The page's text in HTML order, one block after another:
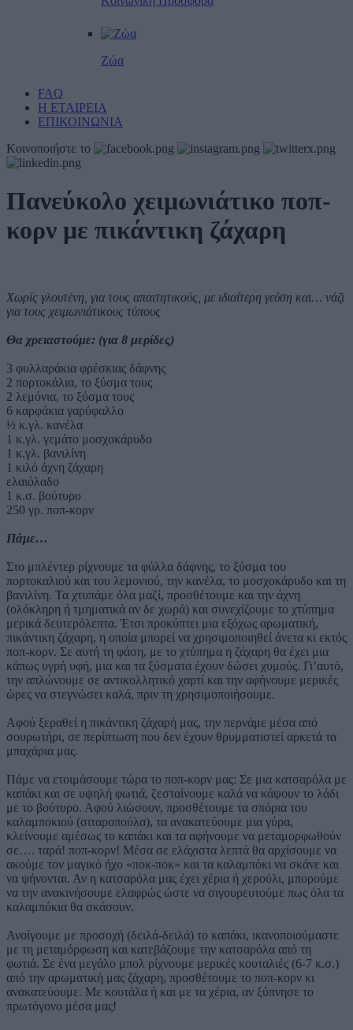
Ζώα
FAQ
Η ΕΤΑΙΡΕΙΑ
ΕΠΙΚΟΙΝΩΝΙΑ
Κοινοποιήστε το
Πανεύκολο χειμωνιάτικο ποπ-
κορν με πικάντικη ζάχαρη
Χωρίς γλουτένη, για τους απαιτητικούς, με ιδιαίτερη γεύση και… νάζι
για τους χειμωνιάτικους τύπους
Θα χρειαστούμε: (για 8 μερίδες)
3 φυλλαράκια φρέσκιας δάφνης
2 πορτοκάλια, το ξύσμα τους
2 λεμόνια, το ξύσμα τους
6 καρφάκια γαρύφαλλο
½ κ.γλ. κανέλα
1 κ.γλ. γεμάτο μοσχοκάρυδο
1 κ.γλ. βανιλίνη
1 κιλό άχνη ζάχαρη
ελαιόλαδο
1 κ.σ. βούτυρο
250 γρ. ποπ-κορν
Πάμε…
Στο μπλέντερ ρίχνουμε τα φύλλα δάφνης, το ξύσμα του
πορτοκαλιού και του λεμονιού, την κανέλα, το μοσχοκάρυδο και τη
βανιλίνη. Τα χτυπάμε όλα μαζί, προσθέτουμε και την άχνη
(ολόκληρη ή τμηματικά αν δε χωρά) και συνεχίζουμε το χτύπημα
μερικά δευτερόλεπτα. Έτσι προκύπτει μια εξόχως αρωματική,
πικάντικη ζάχαρη, η οποία μπορεί να χρησιμοποιηθεί άνετα κι εκτός
ποπ-κορν. Σε αυτή τη φάση, με το χτύπημα η ζάχαρη θα έχει μια
κάπως υγρή υφή, μια και τα ξύσματα έχουν δώσει χυμούς. Γι’αυτό,
την απλώνουμε σε αντικολλητικό χαρτί και την αφήνουμε μερικές
ώρες να στεγνώσει καλά, πριν τη χρησιμοποιήσουμε.
Αφού ξεραθεί η πικάντικη ζάχαρή μας, την περνάμε μέσα από
σουρωτήρι, σε περίπτωση που δεν έχουν θρυμματιστεί αρκετά τα
μπαχάρια μας.
Πάμε να ετοιμάσουμε τώρα το ποπ-κορν μας: Σε μια κατσαρόλα με
καπάκι και σε υψηλή φωτιά, ζεσταίνουμε καλά να κάψουν το λάδι
με το βούτυρο. Αφού λιώσουν, προσθέτουμε τα σπόρια του
καλαμποκιού (σιταροπούλα), τα ανακατεύουμε μια γύρα,
κλείνουμε αμέσως το καπάκι και τα αφήνουμε να μεταμορφωθούν
σε…. ταρά! ποπ-κορν! Μέσα σε ελάχιστα λεπτά θα αρχίσουμε να
ακούμε τον μαγικό ήχο «ποκ-ποκ» και τα καλαμπόκι να σκάνε και
να ψήνονται. Αν η κατσαρόλα μας έχει χέρια ή χερούλι, μπορούμε
να την ανακινήσουμε ελαφρώς ώστε να σιγουρευτούμε πως όλα τα
καλαμπόκια θα σκάσουν.
Ανοίγουμε με προσοχή (δειλά-δειλά) το καπάκι, ικανοποιούμαστε
με τη μεταμόρφωση και κατεβάζουμε την κατσαρόλα από τη
φωτιά. Σε ένα μεγάλο μπολ ρίχνουμε μερικές κουταλιές (6-7 κ.σ.)
από την αρωματική μας ζάχαρη, προσθέτουμε το ποπ-κορν κι
ανακατεύουμε. Με κουτάλα ή και με τα χέρια, αν ξύπνησε το
πρωτόγονο μέσα μας!